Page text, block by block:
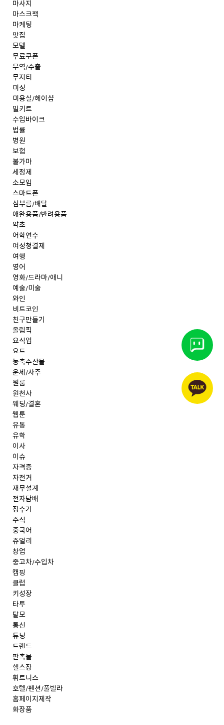
마사지
마스크팩
마케팅
맛집
모델
무료쿠폰
무역/수출
무지티
미싱
미용실/헤이샵
밀키트
수입바이크
법률
병원
보험
불가마
세정제
소모임
스마트폰
심부름/배달
애완용품/반려용품
약초
어학연수
여성청결제
여행
영어
영화/드라마/애니
예술/미술
와인
비트코인
친구만들기
올림픽
요식업
요트
농축수산물
운세/사주
원룸
원천사
웨딩/결혼
웹툰
유통
유학
이사
이슈
자격증
자전거
재무설계
전자담배
정수기
주식
중국어
쥬얼리
창업
중고차/수입차
캠핑
클럽
키성장
타투
탈모
통신
튜닝
트렌드
판촉물
헬스장
휘트니스
호텔/펜션/풀빌라
홈페이지제작
화장품